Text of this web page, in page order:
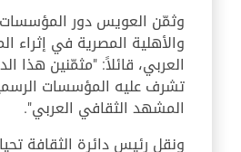
وثمّن العويس دور
والأهلية المصرية في إثراء
العربي، قائلاً: "مثمّنين هذا
تشرف عليه المؤسسات
المشهد الثقافي العربي".
ونقل رئيس دائرة الثقافة